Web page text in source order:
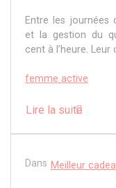
Entre les journées
et la gestion du
cent à l’heure. Leur
femme active
Lire la suite
Dans Meilleur